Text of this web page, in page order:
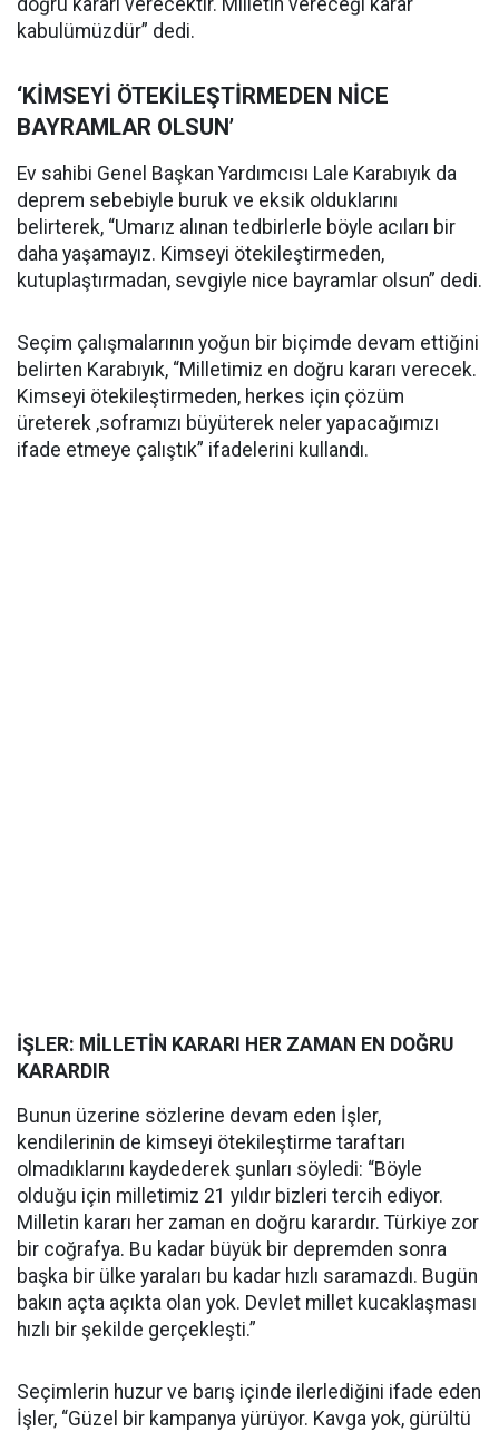
doğru kararı verecektir. Milletin vereceği karar
kabulümüzdür” dedi.
‘KİMSEYİ ÖTEKİLEŞTİRMEDEN NİCE
BAYRAMLAR OLSUN’
Ev sahibi Genel Başkan Yardımcısı Lale Karabıyık da
deprem sebebiyle buruk ve eksik olduklarını
belirterek, “Umarız alınan tedbirlerle böyle acıları bir
daha yaşamayız. Kimseyi ötekileştirmeden,
kutuplaştırmadan, sevgiyle nice bayramlar olsun” dedi.
Seçim çalışmalarının yoğun bir biçimde devam ettiğini
belirten Karabıyık, “Milletimiz en doğru kararı verecek.
Kimseyi ötekileştirmeden, herkes için çözüm
üreterek ,soframızı büyüterek neler yapacağımızı
ifade etmeye çalıştık” ifadelerini kullandı.
İŞLER: MİLLETİN KARARI HER ZAMAN EN DOĞRU
KARARDIR
Bunun üzerine sözlerine devam eden İşler,
kendilerinin de kimseyi ötekileştirme taraftarı
olmadıklarını kaydederek şunları söyledi: “Böyle
olduğu için milletimiz 21 yıldır bizleri tercih ediyor.
Milletin kararı her zaman en doğru karardır. Türkiye zor
bir coğrafya. Bu kadar büyük bir depremden sonra
başka bir ülke yaraları bu kadar hızlı saramazdı. Bugün
bakın açta açıkta olan yok. Devlet millet kucaklaşması
hızlı bir şekilde gerçekleşti.”
Seçimlerin huzur ve barış içinde ilerlediğini ifade eden
İşler, “Güzel bir kampanya yürüyor. Kavga yok, gürültü